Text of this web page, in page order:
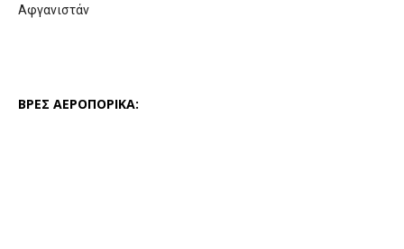
Αφγανιστάν
ΒΡΕΣ ΑΕΡΟΠΟΡΙΚΑ: